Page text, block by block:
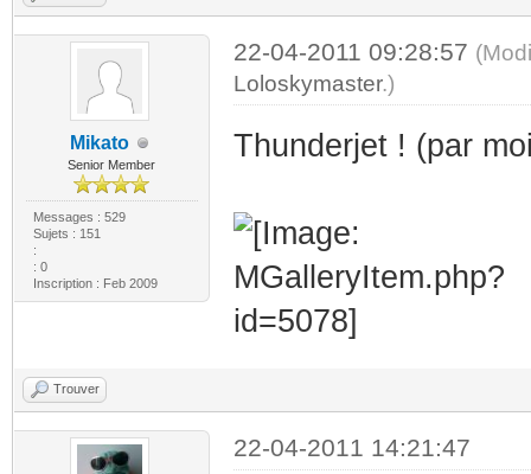
Mikato
Senior Member
Messages : 529
Sujets : 151
:
: 0
Inscription : Feb 2009
22-04-2011 09:28:57
Loloskymaster.)
Thunderjet ! (par
Trouver
22-04-2011 14:21:47